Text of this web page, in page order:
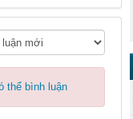
thể bình luận